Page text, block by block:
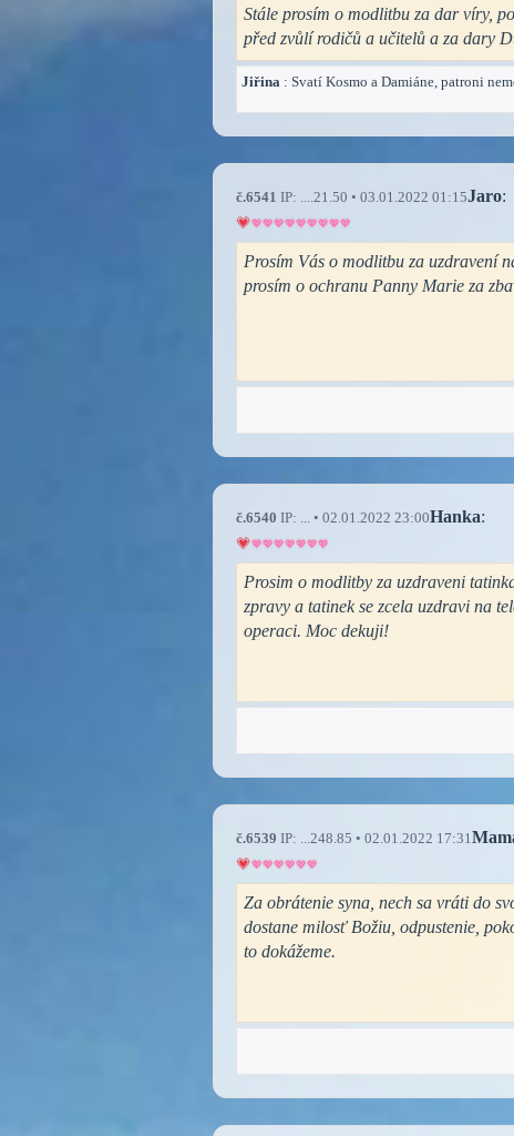
Stále prosím o modlitbu za dar víry,
před zvůlí rodičů a učitelů a za dary
Jiřina : Svatí Kosmo a Damiáne, patroni
č.6541 IP: ....21.50 • 03.01.2022 01:15Jaro:
Prosím Vás o modlitbu za uzdravení
prosím o ochranu Panny Marie za
č.6540 IP: ... • 02.01.2022 23:00Hanka:
Prosim o modlitby za uzdraveni
zpravy a tatinek se zcela uzdravi na
operaci. Moc dekuji!
č.6539 IP: ...248.85 • 02.01.2022 17:31
Za obrátenie syna, nech sa vráti do
dostane milosť Božiu, odpustenie,
to dokážeme.